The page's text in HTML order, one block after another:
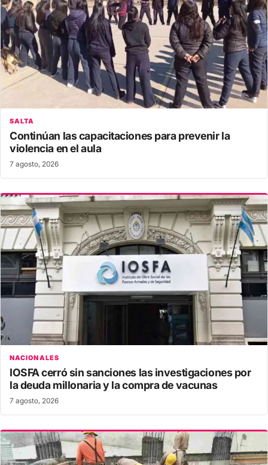
SALTA
Continúan las capacitaciones para prevenir la
violencia en el aula
7 agosto, 2026
NACIONALES
IOSFA cerró sin sanciones las investigaciones por
la deuda millonaria y la compra de vacunas
7 agosto, 2026